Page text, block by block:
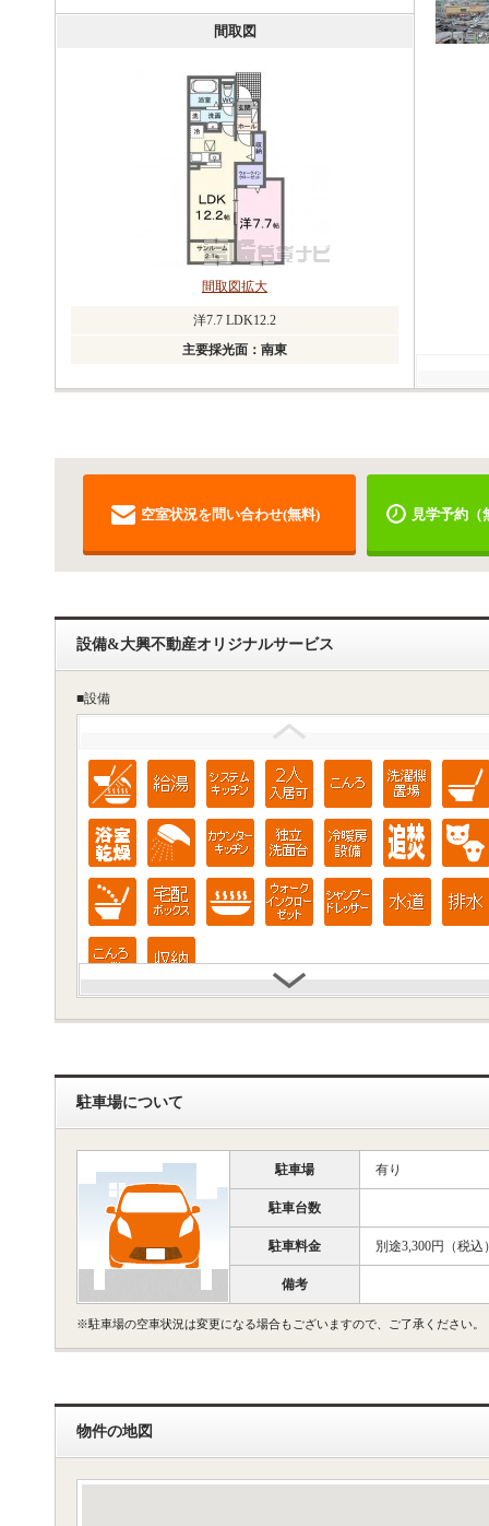
間取図
間取図拡大
洋7.7 LDK12.2
主要採光面：南東
空室状況を問い合わせ(無料) 見学予約（
設備&大興不動産オリジナルサービス
■設備
駐車場について
駐車場 有り
駐車台数
駐車料金 別途3,300円（税込
備考
※駐車場の空車状況は変更になる場合もございますので、ご了承ください。
物件の地図